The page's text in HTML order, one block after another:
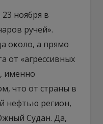
ноября в
ручей».
около, а прямо
от «агрессивных
именно
что от страны в
нефтью регион,
Судан. Да,